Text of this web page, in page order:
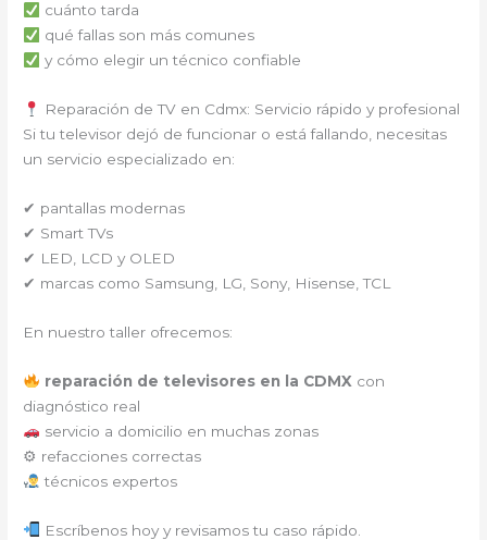
cuánto tarda
qué fallas son más comunes
y cómo elegir un técnico confiable
Reparación de TV en Cdmx: Servicio rápido y profesional
Si tu televisor dejó de funcionar o está fallando, necesitas
un servicio especializado en:
✔ pantallas modernas
✔ Smart TVs
✔ LED, LCD y OLED
✔ marcas como Samsung, LG, Sony, Hisense, TCL
En nuestro taller ofrecemos:
reparación de televisores en la CDMX con
diagnóstico real
servicio a domicilio en muchas zonas
⚙ refacciones correctas
técnicos expertos
Escríbenos hoy y revisamos tu caso rápido.